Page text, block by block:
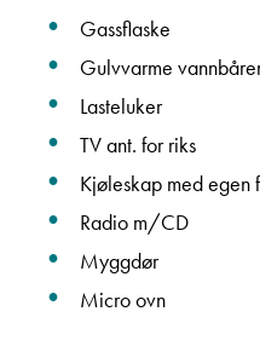
Gassflaske
Gulvvarme
Lasteluker
TV ant. for riks
Kjøleskap med egen
Radio m/CD
Myggdør
Micro ovn